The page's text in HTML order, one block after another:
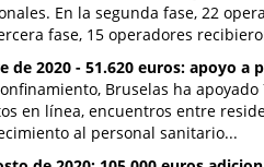
En la segunda fase, 22
fase, 15 operadores
de 2020 - 51.620 euros: apoyo a
Bruselas ha
en línea, encuentros entre
al personal sanitario...